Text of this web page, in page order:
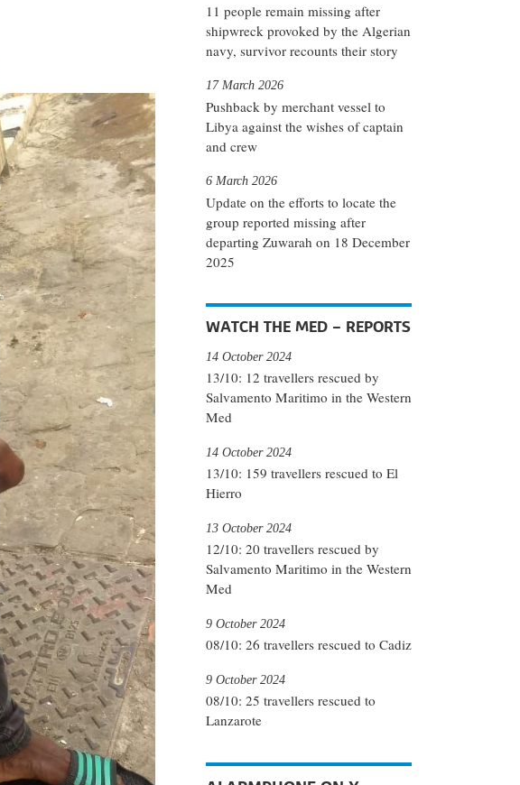
11 people remain missing after
shipwreck provoked by the Algerian
navy, survivor recounts their story
Pushback by merchant vessel to
Libya against the wishes of captain
and crew
17 March 2026
Update on the efforts to locate the
group reported missing after
departing Zuwarah on 18 December
2025
6 March 2026
WATCH THE MED – REPORTS
13/10: 12 travellers rescued by
Salvamento Maritimo in the Western
Med
14 October 2024
13/10: 159 travellers rescued to El
Hierro
14 October 2024
12/10: 20 travellers rescued by
Salvamento Maritimo in the Western
Med
13 October 2024
08/10: 26 travellers rescued to Cadiz
9 October 2024
08/10: 25 travellers rescued to
Lanzarote
9 October 2024